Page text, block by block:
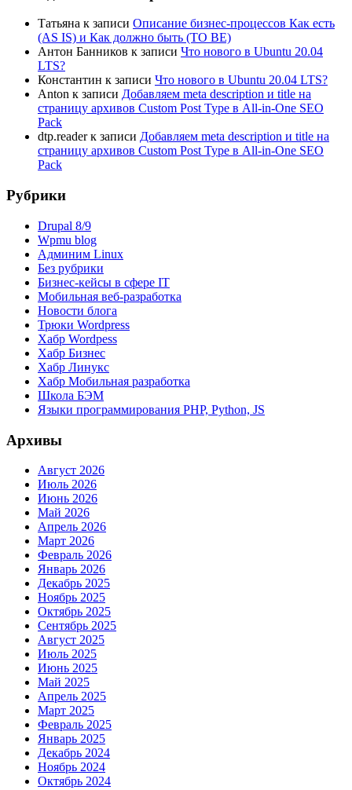
Татьяна к записи Описание бизнес-процессов Как есть
(AS IS) и Как должно быть (TO BE)
Антон Банников к записи Что нового в Ubuntu 20.04
LTS?
Константин к записи Что нового в Ubuntu 20.04 LTS?
Anton к записи Добавляем meta description и title на
страницу архивов Custom Post Type в All-in-One SEO
Pack
dtp.readerк записи Добавляем meta description и title на
страницу архивов Custom Post Type в All-in-One SEO
Pack
Рубрики
Drupal 8/9
Wpmu blog
Админим Linux
Без рубрики
Бизнес-кейсы в сфере IT
Мобильная веб-разработка
Новости блога
Трюки Wordpress
Хабр Wordpess
Хабр Бизнес
Хабр Линукс
Хабр Мобильная разработка
Школа БЭМ
Языки программирования PHP, Python, JS
Архивы
Август 2026
Июль 2026
Июнь 2026
Май 2026
Апрель 2026
Март 2026
Февраль 2026
Январь 2026
Декабрь 2025
Ноябрь 2025
Октябрь 2025
Сентябрь 2025
Август 2025
Июль 2025
Июнь 2025
Май 2025
Апрель 2025
Март 2025
Февраль 2025
Январь 2025
Декабрь 2024
Ноябрь 2024
Октябрь 2024